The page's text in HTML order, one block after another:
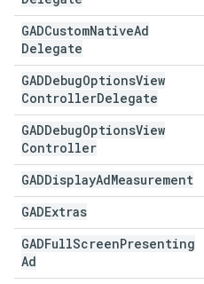
GADCustomNativeAd
Delegate
GADDebugOptionsView
ControllerDelegate
GADDebugOptionsView
Controller
GADDisplayAdMeasurement
GADExtras
GADFullScreenPresenting
Ad